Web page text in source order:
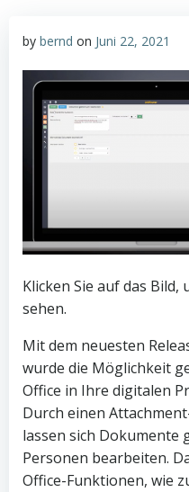
by bernd on Juni 22, 2021
Klicken Sie auf das Bild,
sehen.
Mit dem neuesten
wurde die Möglichkeit
Office in Ihre digitalen
Durch einen
lassen sich Dokumente
Personen bearbeiten.
Office-Funktionen, wie